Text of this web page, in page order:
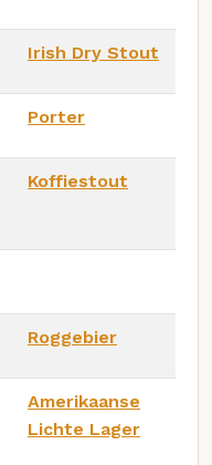
Irish Dry Stout
Porter
Koffiestout
Roggebier
Amerikaanse
Lichte Lager